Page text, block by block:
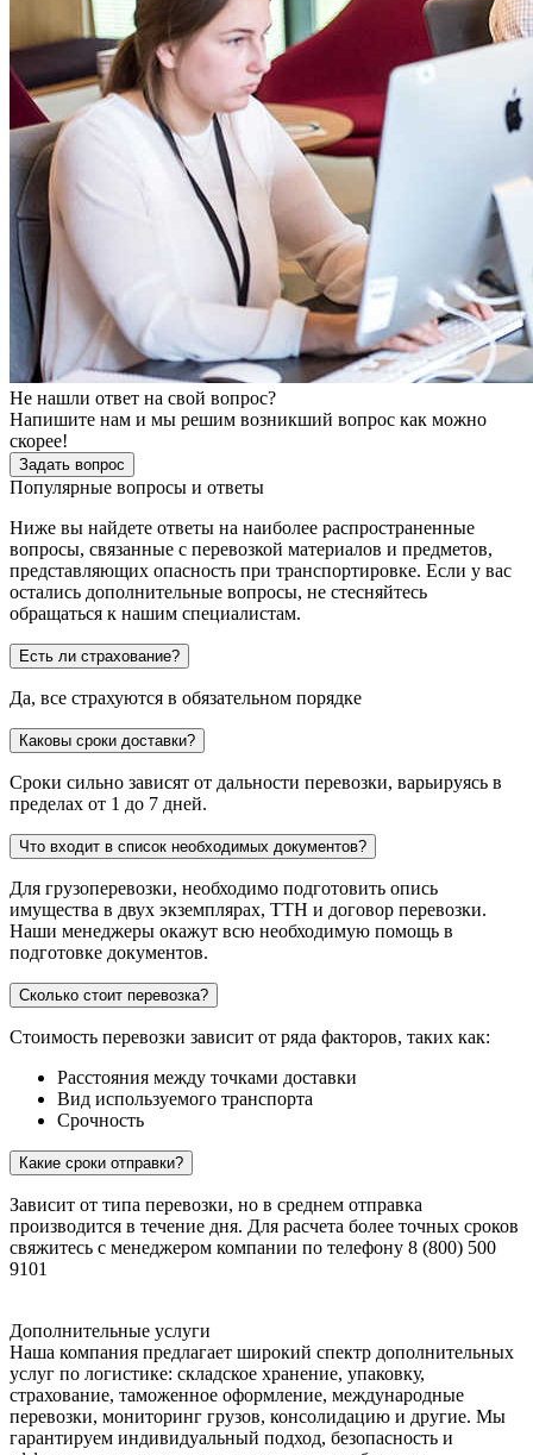
Не нашли ответ на свой вопрос?
Напишите нам и мы решим возникший вопрос как можно
скорее!
Задать вопрос
Популярные вопросы и ответы
Ниже вы найдете ответы на наиболее распространенные
вопросы, связанные с перевозкой материалов и предметов,
представляющих опасность при транспортировке. Если у вас
остались дополнительные вопросы, не стесняйтесь
обращаться к нашим специалистам.
Есть ли страхование?
Да, все страхуются в обязательном порядке
Каковы сроки доставки?
Сроки сильно зависят от дальности перевозки, варьируясь в
пределах от 1 до 7 дней.
Что входит в список необходимых документов?
Для грузоперевозки, необходимо подготовить опись
имущества в двух экземплярах, ТТН и договор перевозки.
Наши менеджеры окажут всю необходимую помощь в
подготовке документов.
Сколько стоит перевозка?
Стоимость перевозки зависит от ряда факторов, таких как:
Расстояния между точками доставки
Вид используемого транспорта
Срочность
Какие сроки отправки?
Зависит от типа перевозки, но в среднем отправка
производится в течение дня. Для расчета более точных сроков
свяжитесь с менеджером компании по телефону 8 (800) 500
9101
Дополнительные услуги
Наша компания предлагает широкий спектр дополнительных
услуг по логистике: складское хранение, упаковку,
страхование, таможенное оформление, международные
перевозки, мониторинг грузов, консолидацию и другие. Мы
гарантируем индивидуальный подход, безопасность и